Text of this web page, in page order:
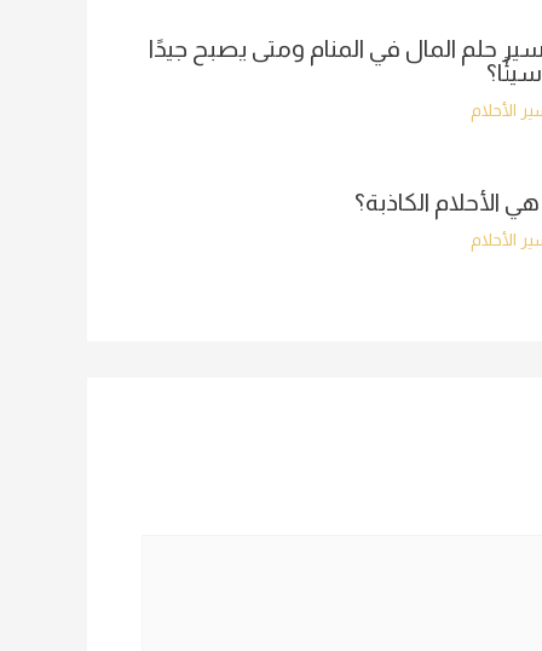
حلم المال في المنام ومتى يصبح جيدًا
الأحلام
الأحلام الكاذبة؟
الأحلام